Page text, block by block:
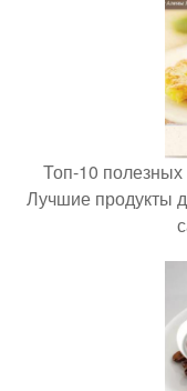
Топ-10 полезных
Лучшие продукты